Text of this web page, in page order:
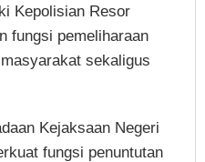
Kepolisian Resor
fungsi pemeliharaan
sekaligus
Kejaksaan Negeri
fungsi penuntutan